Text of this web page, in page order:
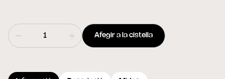
Afegir a la cistella